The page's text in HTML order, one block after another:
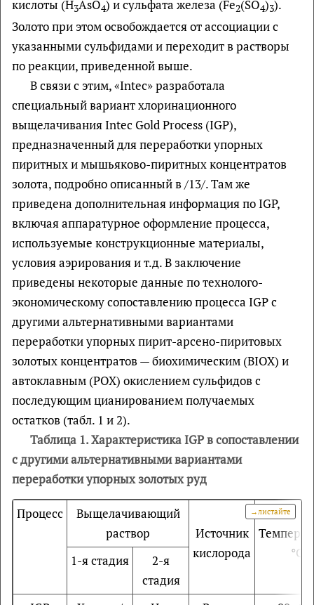
кислоты (H3AsO4) и сульфата железа (Fe2(SO4)3).
Золото при этом освобождается от ассоциации с
указанными сульфидами и переходит в растворы
по реакции, приведенной выше.
В связи с этим, «Intec» разработала
специальный вариант хлоринационного
выщелачивания Intec Gold Process (IGP),
предназначенный для переработки упорных
пиритных и мышьяково-пиритных концентратов
золота, подробно описанный в /13/. Там же
приведена дополнительная информация по IGP,
включая аппаратурное оформление процесса,
используемые конструкционные материалы,
условия аэрирования и т.д. В заключение
приведены некоторые данные по технолого-
экономическому сопоставлению процесса IGP с
другими альтернативными вариантами
переработки упорных пирит-арсено-пиритовых
золотых концентратов — биохимическим (BIOX) и
автоклавным (РOX) окислением сульфидов с
последующим цианированием получаемых
остатков (табл. 1 и 2).
Таблица 1. Характеристика IGP в сопоставлении
с другими альтернативными вариантами
переработки упорных золотых руд
Процесс
Выщелачивающий
раствор
Источник
кислорода
°С
1-я стадия
2-я
стадия